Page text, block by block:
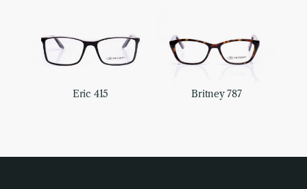
Eric 415 Britney 787